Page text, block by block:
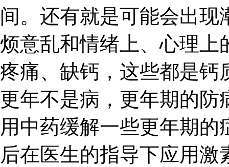
间。还有就是可能会出
烦意乱和情绪上、心理上
疼痛、缺钙，这些都是钙
更年不是病，更年期的防
用中药缓解一些更年期
后在医生的指导下应用